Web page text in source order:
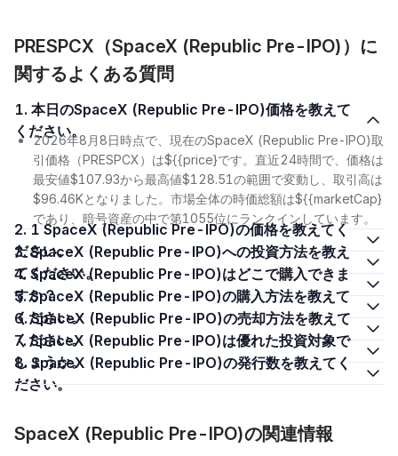
PRESPCX（SpaceX (Republic Pre-IPO)）に
関するよくある質問
1. 本日のSpaceX (Republic Pre-IPO)価格を教えて
ください。
2026年8月8日時点で、現在のSpaceX (Republic Pre-IPO)取
引価格（PRESPCX）は${{price}です。直近24時間で、価格は
最安値$107.93から最高値$128.51の範囲で変動し、取引高は
$96.46Kとなりました。市場全体の時価総額は${{marketCap}
であり、暗号資産の中で第1055位にランクインしています。
2. 1 SpaceX (Republic Pre-IPO)の価格を教えてく
ださい。
3. SpaceX (Republic Pre-IPO)への投資方法を教え
てください。
4. SpaceX (Republic Pre-IPO)はどこで購入できま
すか？
5. SpaceX (Republic Pre-IPO)の購入方法を教えて
ください。
6. SpaceX (Republic Pre-IPO)の売却方法を教えて
ください。
7. SpaceX (Republic Pre-IPO)は優れた投資対象で
しょうか。
8. SpaceX (Republic Pre-IPO)の発行数を教えてく
ださい。
SpaceX (Republic Pre-IPO)の関連情報